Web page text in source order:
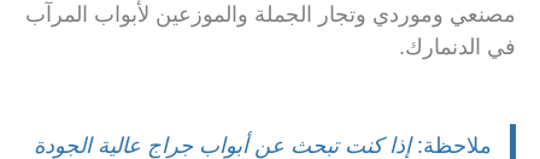
مصنعي وموردي وتجار الجملة والموزعين لأبواب المرآب
في الدنمارك.
ملاحظة:إذا كنت تبحث عن أبواب جراج عالية الجودة